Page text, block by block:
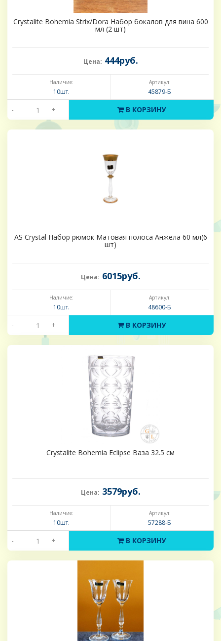
Crystalite Bohemia Strix/Dora Набор бокалов для вина 600
мл (2 шт)
Цена: 444руб.
Наличие:
10шт.
Артикул:
45879-Б
- + В КОРЗИНУ
AS Crystal Набор рюмок Матовая полоса Анжела 60 мл(6
шт)
Цена: 6015руб.
Наличие:
10шт.
Артикул:
48600-Б
- + В КОРЗИНУ
Crystalite Bohemia Eclipse Ваза 32.5 см
Цена: 3579руб.
Наличие:
10шт.
Артикул:
57288-Б
- + В КОРЗИНУ